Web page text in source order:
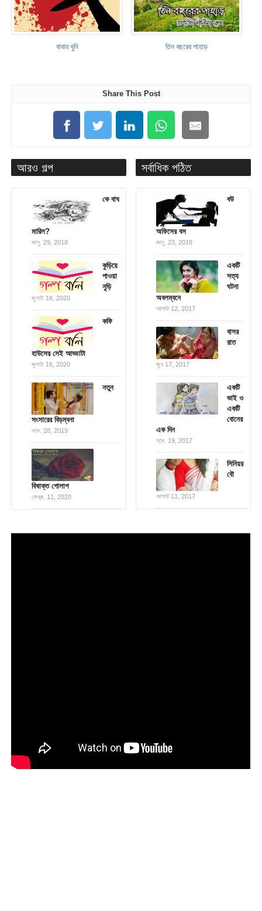
বাবার খুনি তিন বছরের পাহাড়
Share This Post
আরও গল্প
কে বাঘ
মারিল?
জানু. 29, 2018
কুড়িয়ে
পাওয়া
নুড়ি
জুলাই 18, 2020
কফি
হাউসের সেই আড্ডাটা
জুলাই 16, 2020
নতুন
সংসারের বিড়ম্বনা
নভে. 28, 2019
বিষাক্ত গোলাপ
ফেব্রু. 11, 2020
সর্বাধিক পঠিত
বউ
অফিসের বস
জানু. 23, 2018
একটি
সত্য
ঘটনা
অবলম্বনে
আগস্ট 12, 2017
বাসর
রাত
জুন 17, 2017
একটি
ভাই ও
একটি
বোনের
এক দিন
নভে. 19, 2017
সিনিয়র
বৌ
আগস্ট 11, 2017